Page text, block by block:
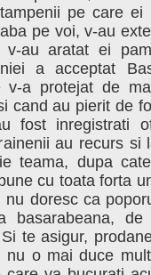
pe care ei
pe voi, v-au
v-au aratat ei
a acceptat
a protejat de
cand au pierit de
fost inregistrati
au recurs si
teama, dupa
cu toata forta
doresc ca
de
te asigur,
nu o mai duce